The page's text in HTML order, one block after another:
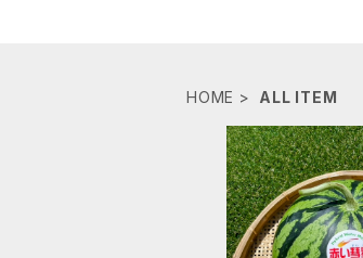
HOME ALL ITEM